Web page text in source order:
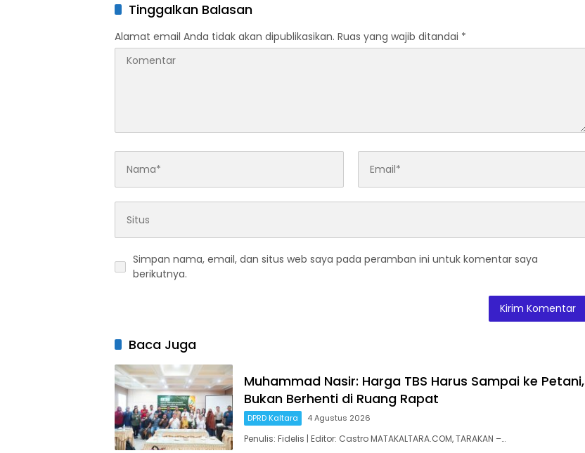
Tinggalkan Balasan
Alamat email Anda tidak akan dipublikasikan. Ruas yang wajib ditandai *
Simpan nama, email, dan situs web saya pada peramban ini untuk komentar saya
berikutnya.
Baca Juga
Muhammad Nasir: Harga TBS Harus Sampai ke Petani,
Bukan Berhenti di Ruang Rapat
DPRD Kaltara 4 Agustus 2026
Penulis: Fidelis | Editor: Castro MATAKALTARA.COM, TARAKAN –…